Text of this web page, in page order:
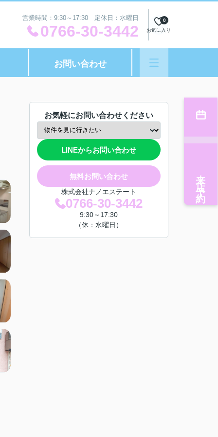
営業時間：9:30～17:30 定休日：水曜日
0766-30-3442 お気に入り
0
お問い合わせ
お気軽にお問い合わせください
LINEからお問い合わせ
無料お問い合わせ
株式会社ナノエステート
0766-30-3442
9:30～17:30
（休：水曜日）
来店予約